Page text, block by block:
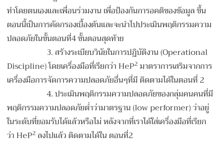
ทำโดยตนเองและเพื่อนร่วมงาน เพื่อป้องกันการอคติของข้อมูล ขึ้น
ตอนนี้เป็นการคัดกรองเบื้องต้นและจะนำไปประเมินพฤติกรรมความ
ปลอดภัยในขั้นตอนที่4 ขั้นตอนสุดท้าย
3.สร้างระเบียบวินัยในการปฏิบัติงาน (Operational
Discipline) โดยเครื่องมือที่เรียกว่า HeP2 มาตราการเสริมจากการ
เครื่องมือการจัดการความปลอดภัยอื่นๆที่มี ติดตามได้ในตอนที่ 2
4.ประเมินพฤติกรรมความปลอดภัยของกลุ่มคนคนที่มี
พฤติกรรมความปลอดภัยต่ำว่ามาตรฐาน (low performer) ว่าอยู่
ในระดับที่ยอมรับได้แล้วหรือไม่ หลังจากที่เราได้ใส่เครื่องมือที่เรียก
ว่า HeP2 ลงไปแล้ว ติดตามได้ใน ตอนที่2